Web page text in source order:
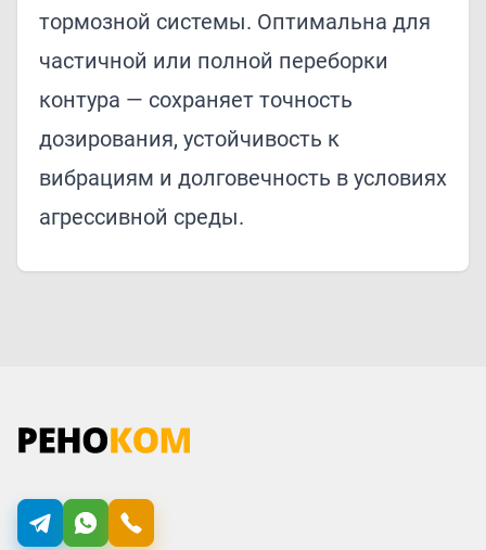
тормозной системы. Оптимальна для
частичной или полной переборки
контура — сохраняет точность
дозирования, устойчивость к
вибрациям и долговечность в условиях
агрессивной среды.